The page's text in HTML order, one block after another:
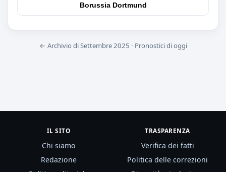
Borussia Dortmund
← Archivio di Settembre 2025 · Pronostici di oggi
IL SITO
Chi siamo
Redazione
TRASPARENZA
Verifica dei fatti
Politica delle correzioni